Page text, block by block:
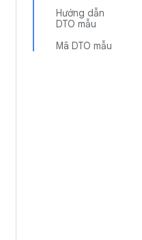
Hướng dẫn
DTO mẫu
Mã DTO mẫu